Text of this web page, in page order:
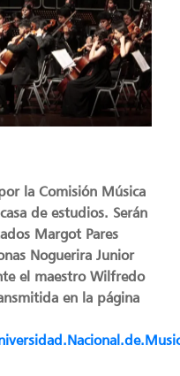
la Comisión Música
de estudios. Serán
Margot Pares
Noguerira Junior
el maestro Wilfredo
en la página